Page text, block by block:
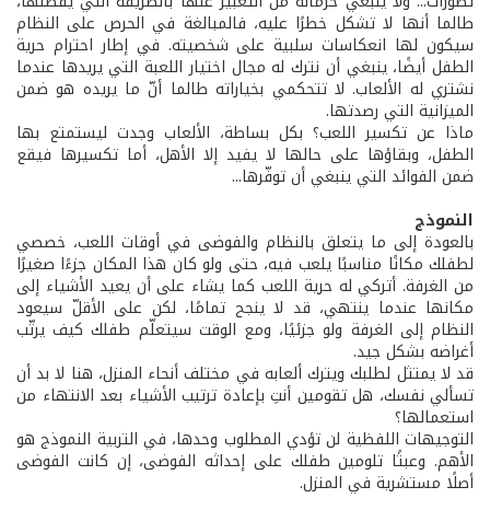
طالما أنها لا تشكل خطرًا عليه، فالمبالغة في الحرص على النظام
سيكون لها انعكاسات سلبية على شخصيته. في إطار احترام حرية
الطفل أيضًا، ينبغي أن نترك له مجال اختيار اللعبة التي يريدها عندما
نشتري له الألعاب. لا تتحكمي بخياراته طالما أنّ ما يريده هو ضمن
الميزانية التي رصدتها.
ماذا عن تكسير اللعب؟ بكل بساطة، الألعاب وجدت ليستمتع بها
الطفل، وبقاؤها على حالها لا يفيد إلا الأهل، أما تكسيرها فيقع
ضمن الفوائد التي ينبغي أن توفّرها...
النموذج
بالعودة إلى ما يتعلق بالنظام والفوضى في أوقات اللعب، خصصي
لطفلك مكانًا مناسبًا يلعب فيه، حتى ولو كان هذا المكان جزءًا صغيرًا
من الغرفة. أتركي له حرية اللعب كما يشاء على أن يعيد الأشياء إلى
مكانها عندما ينتهي، قد لا ينجح تمامًا، لكن على الأقلّ سيعود
النظام إلى الغرفة ولو جزئيًا، ومع الوقت سيتعلّم طفلك كيف يرتّب
أغراضه بشكل جيد.
قد لا يمتثل لطلبك ويترك ألعابه في مختلف أنحاء المنزل، هنا لا بد أن
تسألي نفسك، هل تقومين أنتِ بإعادة ترتيب الأشياء بعد الانتهاء من
استعمالها؟
التوجيهات اللفظية لن تؤدي المطلوب وحدها، في التربية النموذج هو
الأهم. وعبثًا تلومين طفلك على إحداثه الفوضى، إن كانت الفوضى
أصلًا مستشرية في المنزل.